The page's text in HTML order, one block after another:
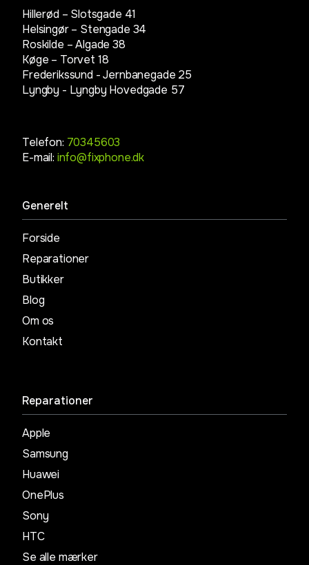
Hillerød – Slotsgade 41
Helsingør – Stengade 34
Roskilde – Algade 38
Køge – Torvet 18
Frederikssund - Jernbanegade 25
Lyngby - Lyngby Hovedgade 57
Telefon: 70345603
E-mail: info@fixphone.dk
Generelt
Forside
Reparationer
Butikker
Blog
Om os
Kontakt
Reparationer
Apple
Samsung
Huawei
OnePlus
Sony
HTC
Se alle mærker